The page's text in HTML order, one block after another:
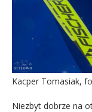
Kacper Tomasiak,
Niezbyt dobrze na